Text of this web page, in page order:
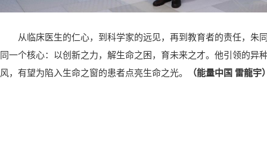
从临床医生的仁心，到科学家的远见，再到教育者的责任，朱
同一个核心：以创新之力，解生命之困，育未来之才。他引领的异
风，有望为陷入生命之窗的患者点亮生命之光。
（能量中国 雷龍宇